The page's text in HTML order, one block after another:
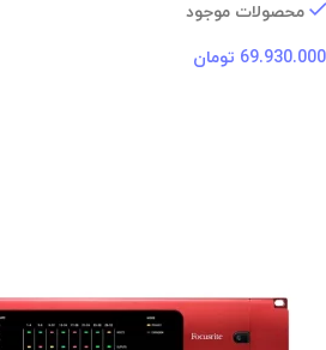
محصولات موجود
69.930.000 تومان